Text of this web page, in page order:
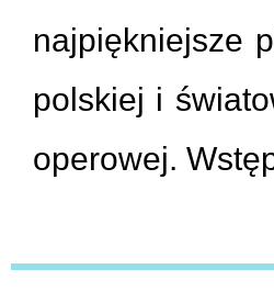
najpiękniejsze
polskiej i
operowej.